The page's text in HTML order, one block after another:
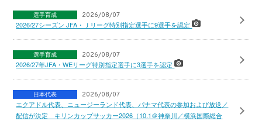
選手育成 2026/08/07
2026/27シーズン JFA・Ｊリーグ特別指定選手に9選手を認定
選手育成 2026/08/07
2026/27年JFA・WEリーグ特別指定選手に3選手を認定
日本代表 2026/08/07
エクアドル代表、ニュージーランド代表、パナマ代表の参加および放送／
配信が決定 キリンカップサッカー2026（10.1＠神奈川／横浜国際総合